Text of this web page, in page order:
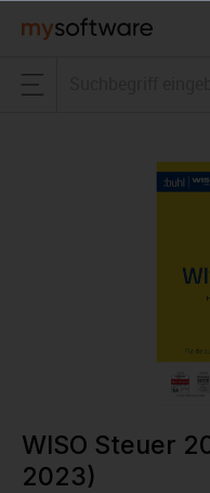
springen
WISO Steuer
2023)